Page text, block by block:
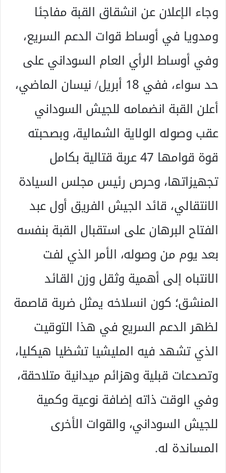
وجاء الإعلان عن انشقاق القبة مفاجئا
ومدويا في أوساط قوات الدعم السريع،
وفي أوساط الرأي العام السوداني على
حد سواء، ففي 18 أبريل/ نيسان الماضي،
أعلن القبة انضمامه للجيش السوداني
عقب وصوله الولاية الشمالية، وبصحبته
قوة قوامها 47 عربة قتالية بكامل
تجهيزاتها، وحرص رئيس مجلس السيادة
الانتقالي، قائد الجيش الفريق أول عبد
الفتاح البرهان على استقبال القبة بنفسه
بعد يوم من وصوله، الأمر الذي لفت
الانتباه إلى أهمية وثقل وزن القائد
المنشق؛ كون انسلاخه يمثل ضربة قاصمة
لظهر الدعم السريع في هذا التوقيت
الذي تشهد فيه المليشيا تشظيا هيكليا،
وتصدعات قبلية وهزائم ميدانية متلاحقة،
وفي الوقت ذاته إضافة نوعية وكمية
للجيش السوداني، والقوات الأخرى
المساندة له.